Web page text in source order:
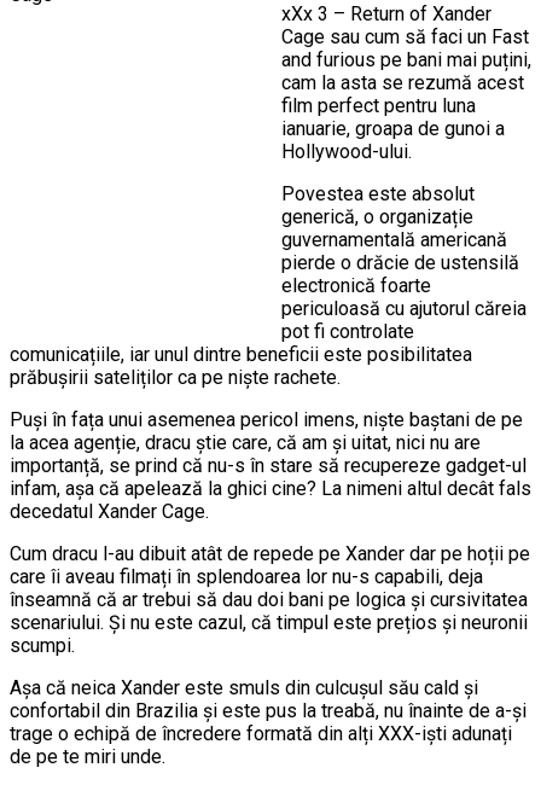
xXx 3 – Return of Xander
Cage sau cum să faci un Fast
and furious pe bani mai puțini,
cam la asta se rezumă acest
film perfect pentru luna
ianuarie, groapa de gunoi a
Hollywood-ului.
Povestea este absolut
generică, o organizație
guvernamentală americană
pierde o drăcie de ustensilă
electronică foarte
periculoasă cu ajutorul căreia
pot fi controlate
comunicațiile, iar unul dintre beneficii este posibilitatea
prăbușirii sateliților ca pe niște rachete.
Puși în fața unui asemenea pericol imens, niște baștani de pe
la acea agenție, dracu știe care, că am și uitat, nici nu are
importanță, se prind că nu-s în stare să recupereze gadget-ul
infam, așa că apelează la ghici cine? La nimeni altul decât fals
decedatul Xander Cage.
Cum dracu l-au dibuit atât de repede pe Xander dar pe hoții pe
care îi aveau filmați în splendoarea lor nu-s capabili, deja
înseamnă că ar trebui să dau doi bani pe logica și cursivitatea
scenariului. Și nu este cazul, că timpul este prețios și neuronii
scumpi.
Așa că neica Xander este smuls din culcușul său cald și
confortabil din Brazilia și este pus la treabă, nu înainte de a-și
trage o echipă de încredere formată din alți XXX-iști adunați
de pe te miri unde.